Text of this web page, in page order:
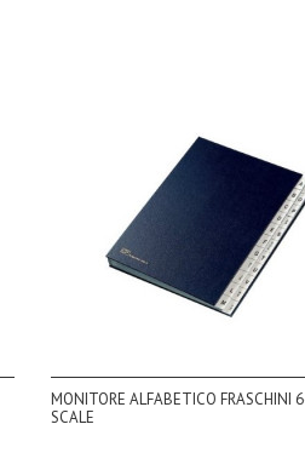
MONITORE ALFABETICO FRASCHINI
SCALE